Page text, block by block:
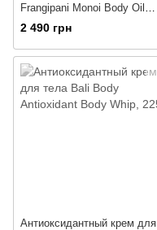
Frangipani Monoi Body Oil
100ml
2 490 грн
Антиоксидантный крем для